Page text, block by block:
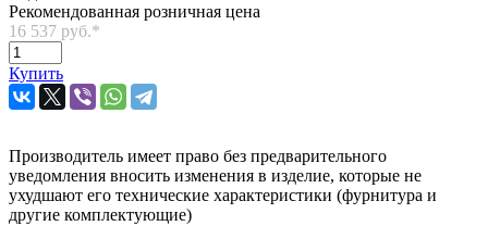
Рекомендованная розничная цена
16 537 руб.*
Купить
Производитель имеет право без предварительного
уведомления вносить изменения в изделие, которые не
ухудшают его технические характеристики (фурнитура и
другие комплектующие)